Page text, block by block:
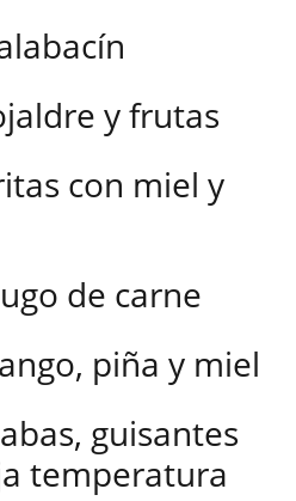
y frutas
con miel y
de carne
piña y miel
guisantes
temperatura